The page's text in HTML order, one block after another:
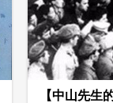
【中山先生